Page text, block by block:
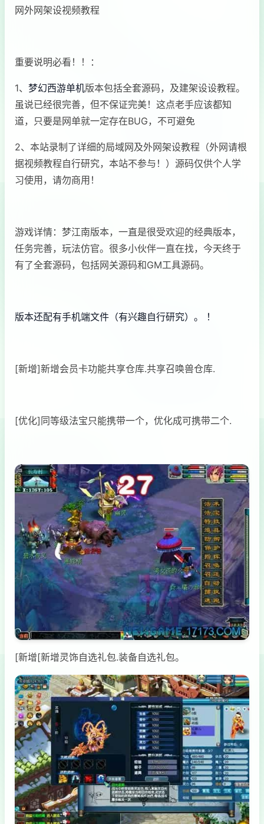
网外网架设视频教程
重要说明必看！！：
1、 梦幻西游单机版本包括全套源码，及建架设设教程。
虽说已经很完善，但不保证完美！这点老手应该都知
道，只要是网单就一定存在BUG，不可避免
2、本站录制了详细的局域网及外网架设教程（外网请根
据视频教程自行研究，本站不参与！）源码仅供个人学
习使用，请勿商用！
游戏详情：梦江南版本，一直是很受欢迎的经典版本，
任务完善，玩法仿官。很多小伙伴一直在找，今天终于
有了全套源码，包括网关源码和GM工具源码。
版本还配有手机端文件（有兴趣自行研究）。 ！
[新增]新增会员卡功能共享仓库.共享召唤兽仓库.
[优化]同等级法宝只能携带一个，优化成可携带二个.
[新增[新增灵饰自选礼包.装备自选礼包。